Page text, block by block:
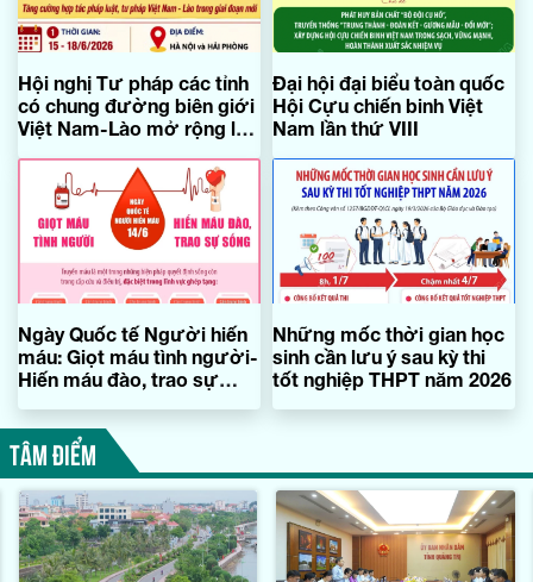
Hội nghị Tư pháp các tỉnh
có chung đường biên giới
Việt Nam-Lào mở rộng lần
Đại hội đại biểu toàn quốc
Hội Cựu chiến binh Việt
Nam lần thứ VIII
Ngày Quốc tế Người hiến
máu: Giọt máu tình người-
Hiến máu đào, trao sự
Những mốc thời gian học
sinh cần lưu ý sau kỳ thi
tốt nghiệp THPT năm 2026
TÂM ĐIỂM